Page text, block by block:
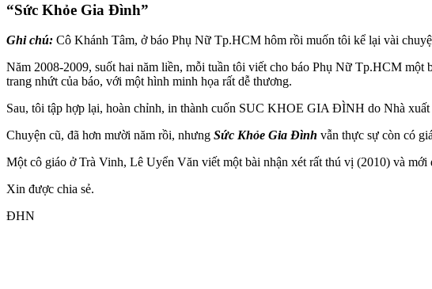
“Sức Khỏe Gia Đình”
Ghi chú: Cô Khánh Tâm, ở báo Phụ Nữ Tp.HCM hôm rồi muốn tôi kể lại vài
Năm 2008-2009, suốt hai năm liền, mỗi tuần tôi viết cho báo Phụ Nữ Tp.HCM
trang nhứt của báo, với một hình minh họa rất dễ thương.
Sau, tôi tập hợp lại, hoàn chỉnh, in thành cuốn SUC KHOE GIA ĐÌNH do Nhà
Chuyện cũ, đã hơn mười năm rồi, nhưng Sức Khỏe Gia Đình vẫn thực sự còn có
Một cô giáo ở Trà Vinh, Lê Uyển Văn viết một bài nhận xét rất thú vị (2010) và
Xin được chia sẻ.
ĐHN